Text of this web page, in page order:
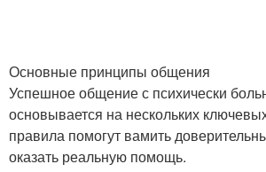
Основные принципы общения
Успешное общение с психически
основывается на нескольких
правила помогут вамить
оказать реальную помощь.